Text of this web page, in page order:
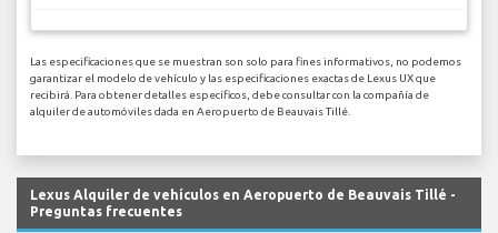
Las especificaciones que se muestran son solo para fines informativos, no podemos
garantizar el modelo de vehículo y las especificaciones exactas de Lexus UX que
recibirá. Para obtener detalles específicos, debe consultar con la compañía de
alquiler de automóviles dada en Aeropuerto de Beauvais Tillé.
Lexus Alquiler de vehículos en Aeropuerto de Beauvais Tillé -
Preguntas frecuentes